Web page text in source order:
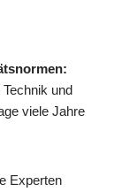
und
viele Jahre
Experten